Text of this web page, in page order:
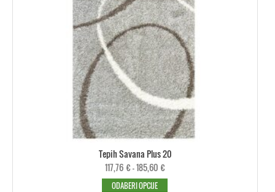
Tepih Savana Plus 20
117,76 €–185,60 €
ODABERI OPCIJE